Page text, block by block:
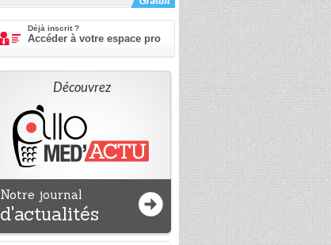
Déjà inscrit ?
Accéder à votre espace pro
Découvrez
Notre journal
d'actualités